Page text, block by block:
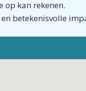
op kan rekenen.
betekenisvolle